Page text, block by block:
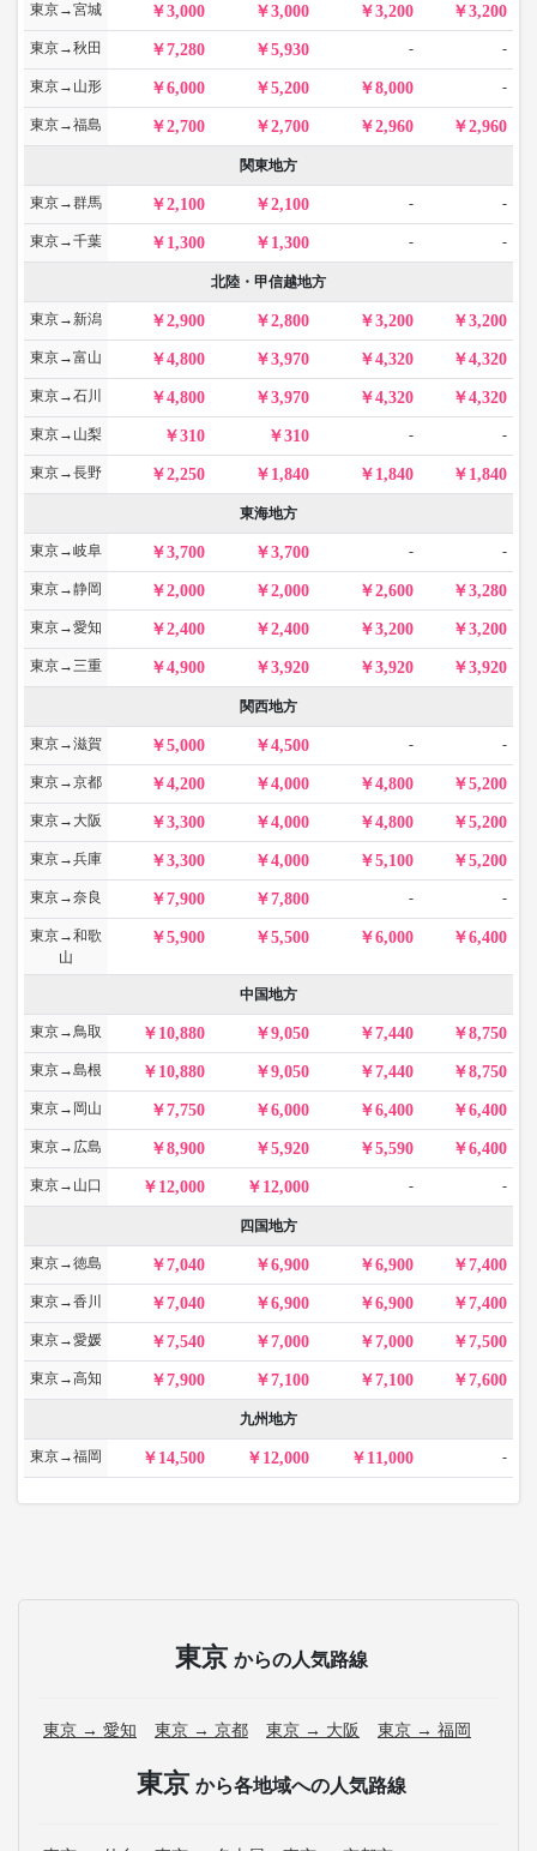
東京→宮城 3,000 3,000 3,200 3,200
東京→秋田 7,280 5,930 - -
東京→山形 6,000 5,200 8,000 -
東京→福島 2,700 2,700 2,960 2,960
関東地方
東京→群馬 2,100 2,100 - -
東京→千葉 1,300 1,300 - -
北陸・甲信越地方
東京→新潟 2,900 2,800 3,200 3,200
東京→富山 4,800 3,970 4,320 4,320
東京→石川 4,800 3,970 4,320 4,320
東京→山梨 310 310 - -
東京→長野 2,250 1,840 1,840 1,840
東海地方
東京→岐阜 3,700 3,700 - -
東京→静岡 2,000 2,000 2,600 3,280
東京→愛知 2,400 2,400 3,200 3,200
東京→三重 4,900 3,920 3,920 3,920
関西地方
東京→滋賀 5,000 4,500 - -
東京→京都 4,200 4,000 4,800 5,200
東京→大阪 3,300 4,000 4,800 5,200
東京→兵庫 3,300 4,000 5,100 5,200
東京→奈良 7,900 7,800 - -
東京→和歌
山
5,900 5,500 6,000 6,400
中国地方
東京→鳥取 10,880 9,050 7,440 8,750
東京→島根 10,880 9,050 7,440 8,750
東京→岡山 7,750 6,000 6,400 6,400
東京→広島 8,900 5,920 5,590 6,400
東京→山口 12,000 12,000 - -
四国地方
東京→徳島 7,040 6,900 6,900 7,400
東京→香川 7,040 6,900 6,900 7,400
東京→愛媛 7,540 7,000 7,000 7,500
東京→高知 7,900 7,100 7,100 7,600
九州地方
東京→福岡 14,500 12,000 11,000 -
東京 からの人気路線
東京 → 愛知 東京 → 京都 東京 → 大阪 東京 → 福岡
東京 から各地域への人気路線